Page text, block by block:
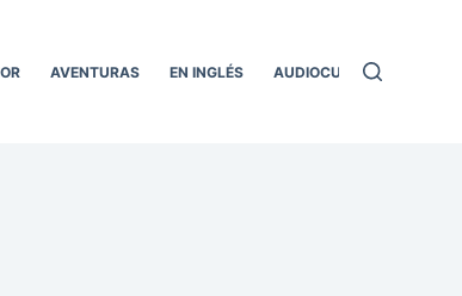
AVENTURAS EN INGLÉS AUDIOCUENTOS